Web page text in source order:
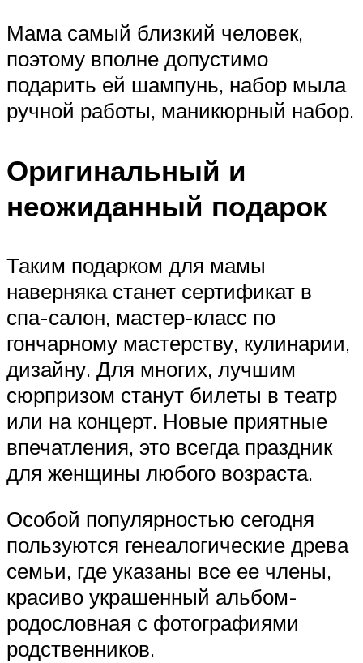
Мама самый близкий человек,
поэтому вполне допустимо
подарить ей шампунь, набор мыла
ручной работы, маникюрный набор.
Оригинальный и
неожиданный подарок
Таким подарком для мамы
наверняка станет сертификат в
спа-салон, мастер-класс по
гончарному мастерству, кулинарии,
дизайну. Для многих, лучшим
сюрпризом станут билеты в театр
или на концерт. Новые приятные
впечатления, это всегда праздник
для женщины любого возраста.
Особой популярностью сегодня
пользуются генеалогические древа
семьи, где указаны все ее члены,
красиво украшенный альбом-
родословная с фотографиями
родственников.